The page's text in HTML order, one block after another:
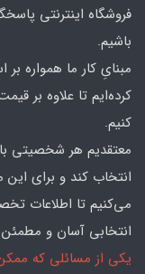
فروشگاه اینترنتی
باشیم.
مبنایِ کار ما همواره
کرده‌ایم تا علاوه بر
کنیم.
معتقدیم هر شخصیتی
انتخاب کند و برای
می‌کنیم تا اطلاعات
انتخابی آسان و مطمئن
یکی از مسائلی که